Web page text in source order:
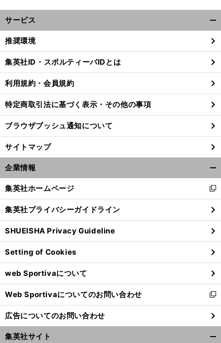
サービス
閉
る
推奨環境
集英社ID・スポルティーバIDとは
利用規約・会員規約
特定商取引法に基づく表示・その他の事項
ブラウザプッシュ通知について
サイトマップ
企業情報
閉
る
集英社ホームページ
新
し
い
ウ
ィ
ン
ド
ウ
で
開
く
集英社プライバシーガイドライン
SHUEISHA Privacy Guideline
Setting of Cookies
web Sportivaについて
Web Sportivaについてのお問い合わせ
新
し
い
ウ
ィ
広告についてのお問い合わせ
集英社サイト